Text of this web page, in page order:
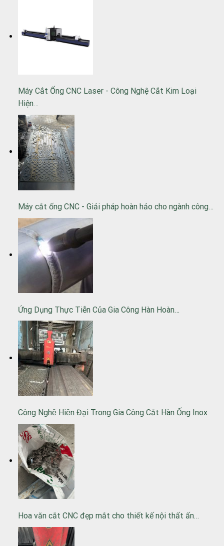
Máy Cắt Ống CNC Laser - Công Nghệ Cắt Kim Loại
Hiện…
Máy cắt ống CNC - Giải pháp hoàn hảo cho ngành công…
Ứng Dụng Thực Tiễn Của Gia Công Hàn Hoàn…
Công Nghệ Hiện Đại Trong Gia Công Cắt Hàn Ống Inox
Hoa văn cắt CNC đẹp mắt cho thiết kế nội thất ấn…